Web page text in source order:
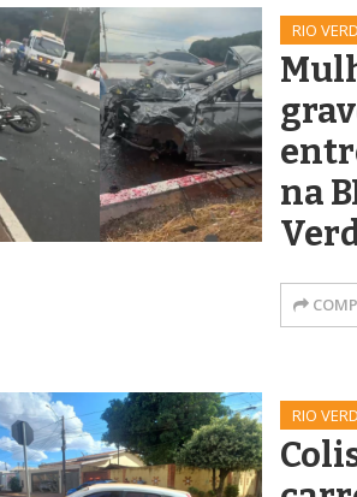
RIO
na
RIO